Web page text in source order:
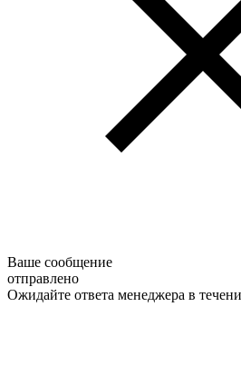
Ваше сообщение
отправлено
Ожидайте ответа менеджера в